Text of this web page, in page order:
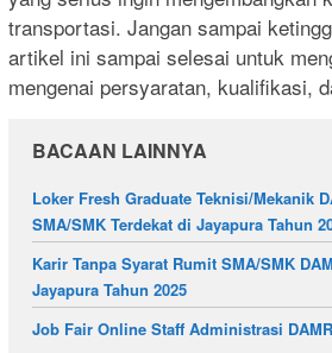
transportasi. Jangan sampai
artikel ini sampai selesai untuk
mengenai persyaratan, kualifikasi,
BACAAN LAINNYA
Loker Fresh Graduate Teknisi/Mekanik
SMA/SMK Terdekat di Jayapura Tahun
Karir Tanpa Syarat Rumit SMA/SMK
Jayapura Tahun 2025
Job Fair Online Staff Administrasi